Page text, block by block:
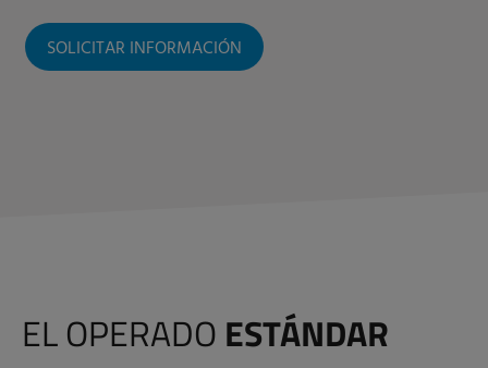
SOLICITAR INFORMACIÓN
EL OPERADO ESTÁNDAR